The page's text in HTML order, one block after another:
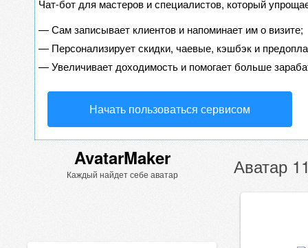
Чат-бот для мастеров и специалистов, который
—Сам записывает клиентов и напоминает им о визите;
— Персонализирует скидки, чаевые, кэшбэк и
—Увеличивает доходимость и помогает больше
Начать пользоваться сервисом
AvatarMaker
Каждый найдет себе аватар Аватар